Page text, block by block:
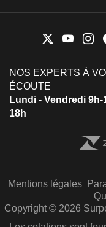
NOS EXPERTS À
ÉCOUTE
Lundi - Vendredi 9h-
18h
Mentions légales
Copyright © 2026